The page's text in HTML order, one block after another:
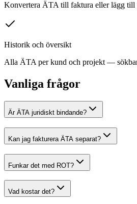
Konvertera ÄTA till faktura eller lägg till
Historik och översikt
Alla ÄTA per kund och projekt —
Vanliga frågor
Är ÄTA juridiskt bindande?
Kan jag fakturera ÄTA separat?
Funkar det med ROT?
Vad kostar det?